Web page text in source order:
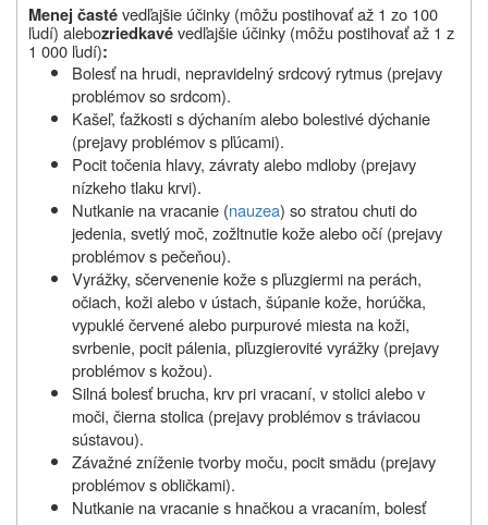
Menej častévedľajšie účinky (môžu postihovať až 1 zo 100
ľudí) alebozriedkavévedľajšie účinky (môžu postihovať až 1 z
1 000 ľudí):
Bolesť na hrudi, nepravidelný srdcový rytmus (prejavy
problémov so srdcom).
Kašeľ, ťažkosti s dýchaním alebo bolestivé dýchanie
(prejavy problémov s pľúcami).
Pocit točenia hlavy, závraty alebo mdloby (prejavy
nízkeho tlaku krvi).
Nutkanie na vracanie (nauzea) so stratou chuti do
jedenia, svetlý moč, zožltnutie kože alebo očí (prejavy
problémov s pečeňou).
Vyrážky, sčervenenie kože s pľuzgiermi na perách,
očiach, koži alebo v ústach, šúpanie kože, horúčka,
vypuklé červené alebo purpurové miesta na koži,
svrbenie, pocit pálenia, pľuzgierovité vyrážky (prejavy
problémov s kožou).
Silná bolesť brucha, krv pri vracaní, v stolici alebo v
moči, čierna stolica (prejavy problémov s tráviacou
sústavou).
Závažné zníženie tvorby moču, pocit smädu (prejavy
problémov s obličkami).
Nutkanie na vracanie s hnačkou a vracaním, bolesť